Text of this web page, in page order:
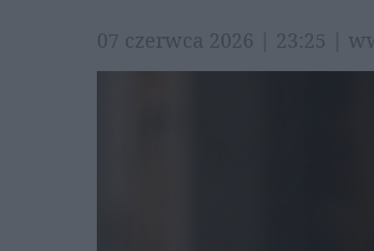
07 czerwca 2026 | 23:25 |